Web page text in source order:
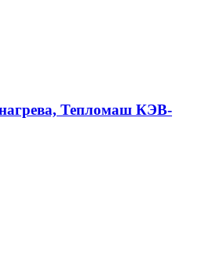
нагрева, Тепломаш КЭВ-